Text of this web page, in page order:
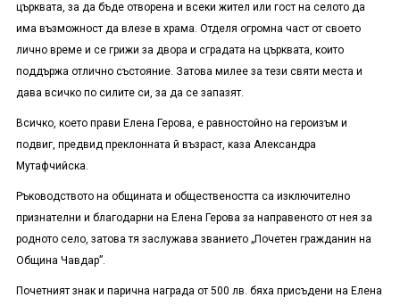
църквата, за да бъде отворена и всеки жител или гост на селото да
има възможност да влезе в храма. Отделя огромна част от своето
лично време и се грижи за двора и сградата на църквата, които
поддържа отлично състояние. Затова милее за тези святи места и
дава всичко по силите си, за да се запазят.
Всичко, което прави Елена Герова, е равностойно на героизъм и
подвиг, предвид преклонната й възраст, каза Александра
Мутафчийска.
Ръководството на общината и обществеността са изключително
признателни и благодарни на Елена Герова за направеното от нея за
родното село, затова тя заслужава званието „Почетен гражданин на
Община Чавдар”.
Почетният знак и парична награда от 500 лв. бяха присъдени на Елена